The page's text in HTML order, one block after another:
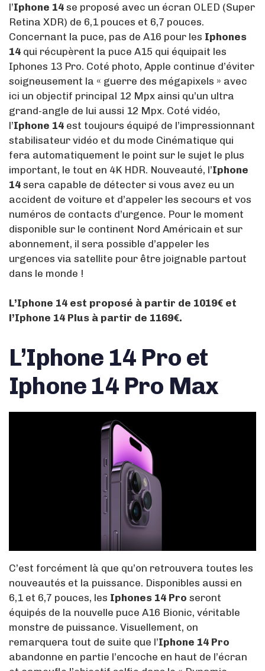
l’Iphone 14 se proposé avec un écran OLED (Super
Retina XDR) de 6,1 pouces et 6,7 pouces.
Concernant la puce, pas de A16 pour les Iphones
14 qui récupèrent la puce A15 qui équipait les
Iphones 13 Pro. Coté photo, Apple continue d’éviter
soigneusement la « guerre des mégapixels » avec
ici un objectif principal 12 Mpx ainsi qu’un ultra
grand-angle de lui aussi 12 Mpx. Coté vidéo,
l’Iphone 14 est toujours équipé de l’impressionnant
stabilisateur vidéo et du mode Cinématique qui
fera automatiquement le point sur le sujet le plus
important, le tout en 4K HDR. Nouveauté, l’Iphone
14 sera capable de détecter si vous avez eu un
accident de voiture et d’appeler les secours et vos
numéros de contacts d’urgence. Pour le moment
disponible sur le continent Nord Américain et sur
abonnement, il sera possible d’appeler les
urgences via satellite pour être joignable partout
dans le monde !
L’Iphone 14 est proposé à partir de 1019€ et
l’Iphone 14 Plus à partir de 1169€.
L’Iphone 14 Pro et
Iphone 14 Pro Max
C’est forcément là que qu’on retrouvera toutes les
nouveautés et la puissance. Disponibles aussi en
6,1 et 6,7 pouces, les Iphones 14 Pro seront
équipés de la nouvelle puce A16 Bionic, véritable
monstre de puissance. Visuellement, on
remarquera tout de suite que l’Iphone 14 Pro
abandonne en partie l’encoche en haut de l’écran